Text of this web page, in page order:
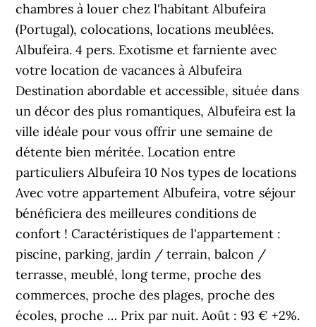
chambres à louer chez l'habitant Albufeira
(Portugal), colocations, locations meublées.
Albufeira. 4 pers. Exotisme et farniente avec
votre location de vacances à Albufeira
Destination abordable et accessible, située dans
un décor des plus romantiques, Albufeira est la
ville idéale pour vous offrir une semaine de
détente bien méritée. Location entre
particuliers Albufeira 10 Nos types de locations
Avec votre appartement Albufeira, votre séjour
bénéficiera des meilleures conditions de
confort ! Caractéristiques de l'appartement :
piscine, parking, jardin / terrain, balcon /
terrasse, meublé, long terme, proche des
commerces, proche des plages, proche des
écoles, proche … Prix par nuit. Août : 93 € +2%.